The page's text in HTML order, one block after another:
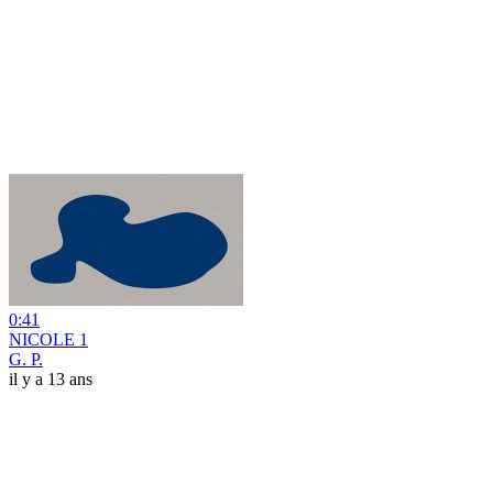
0:41
NICOLE 1
G. P.
il y a 13 ans